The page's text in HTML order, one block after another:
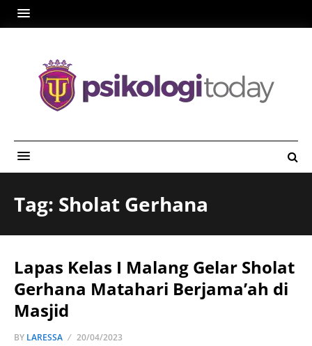
Tag: Sholat Gerhana
Lapas Kelas I Malang Gelar Sholat
Gerhana Matahari Berjama’ah di
Masjid
BY LARESSA 20/04/2023